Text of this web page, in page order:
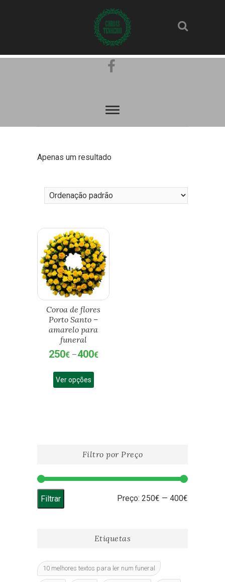
Pinterest
Apenas um resultado
Coroa de flores
Porto Santo –
amarelo para
funeral
250€ –400€Price
Ver opções
be
on
product
Filtro por Preço
Filtrar Preço: 250€ — 400€
Etiquetas
10 melhores textos para ler num funeral